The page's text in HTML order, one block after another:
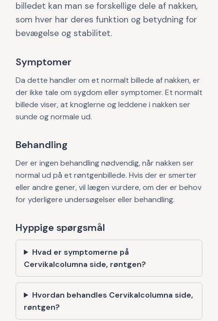
billedet kan man se forskellige dele af nakken,
som hver har deres funktion og betydning for
bevægelse og stabilitet.
Symptomer
Da dette handler om et normalt billede af nakken, er
der ikke tale om sygdom eller symptomer. Et normalt
billede viser, at knoglerne og leddene i nakken ser
sunde og normale ud.
Behandling
Der er ingen behandling nødvendig, når nakken ser
normal ud på et røntgenbillede. Hvis der er smerter
eller andre gener, vil lægen vurdere, om der er behov
for yderligere undersøgelser eller behandling.
Hyppige spørgsmål
Hvad er symptomerne på
Cervikalcolumna side, røntgen?
Hvordan behandles Cervikalcolumna side,
røntgen?